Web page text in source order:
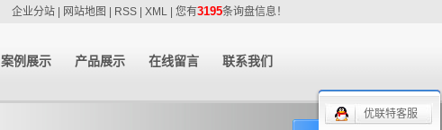
企业分站 网站地图 RSS XML 您有3195条询盘信息！
案例展示 产品展示 在线留言 联系我们
优联特客服